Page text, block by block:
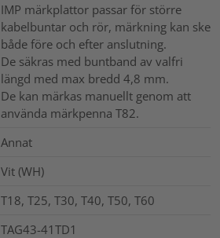
IMP märkplattor passar för större
kabelbuntar och rör, märkning kan ske
både före och efter anslutning.
De säkras med buntband av valfri
längd med max bredd 4,8 mm.
De kan märkas manuellt genom att
använda märkpenna T82.
Annat
Vit (WH)
T18, T25, T30, T40, T50, T60
TAG43-41TD1